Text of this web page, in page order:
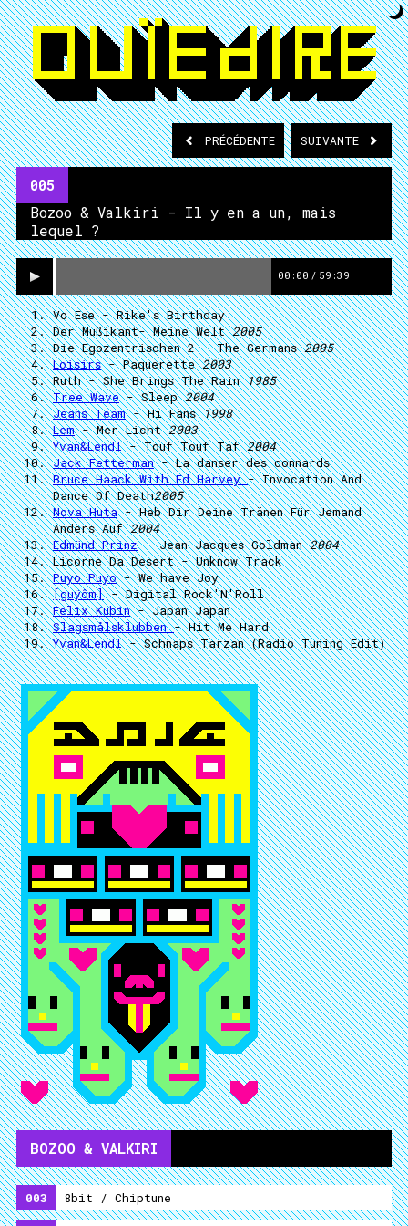
PRÉCÉDENTE SUIVANTE
005
Bozoo & Valkiri - Il y en a un, mais
lequel ?
00:00 / 59:39
Vo Ese- Rike's Birthday
Der Mußikant- Meine Welt2005
Die Egozentrischen 2- The Germans2005
Loisirs- Paquerette2003
Ruth- She Brings The Rain1985
Tree Wave- Sleep2004
Jeans Team- Hi Fans1998
Lem- Mer Licht2003
Yvan&Lendl- Touf Touf Taf2004
Jack Fetterman- La danser des connards
Bruce Haack With Ed Harvey- Invocation And
Dance Of Death2005
Nova Huta- Heb Dir Deine Tränen Für Jemand
Anders Auf2004
Edmünd Prinz- Jean Jacques Goldman2004
Licorne Da Desert- Unknow Track
Puyo Puyo- We have Joy
[guÿôm]- Digital Rock'N'Roll
Felix Kubin- Japan Japan
Slagsmålsklubben- Hit Me Hard
Yvan&Lendl- Schnaps Tarzan (Radio Tuning Edit)
BOZOO & VALKIRI
003 8bit / Chiptune